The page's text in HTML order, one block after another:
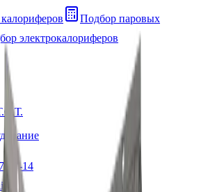
Подбор паровых
электрокалориферов
83-14